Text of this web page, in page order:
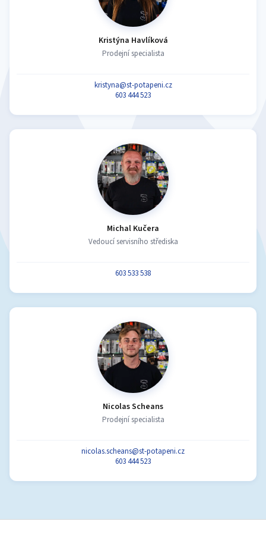
Kristýna Havlíková
Prodejní specialista
kristyna@st-potapeni.cz
603 444 523
Michal Kučera
Vedoucí servisního střediska
603 533 538
Nicolas Scheans
Prodejní specialista
nicolas.scheans@st-potapeni.cz
603 444 523